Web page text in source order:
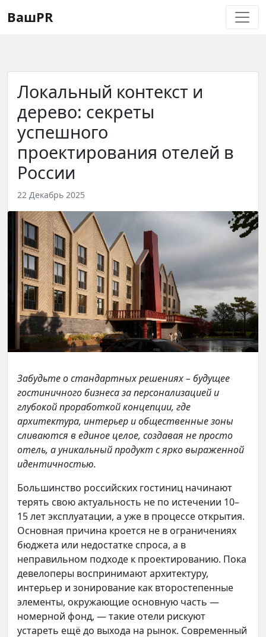
Регистрация
ВашPR
Локальный контекст и
дерево: секреты
успешного
проектирования отелей в
России
22 Декабрь 2025
Забудьте о стандартных решениях – будущее
гостиничного бизнеса за персонализацией и
глубокой проработкой концепции, где
архитектура, интерьер и общественные зоны
сливаются в единое целое, создавая не просто
отель, а уникальный продукт с ярко выраженной
идентичностью.
Большинство российских гостиниц начинают
терять свою актуальность не по истечении 10–
15 лет эксплуатации, а уже в процессе открытия.
Основная причина кроется не в ограничениях
бюджета или недостатке спроса, а в
неправильном подходе к проектированию. Пока
девелоперы воспринимают архитектуру,
интерьер и зонирование как второстепенные
элементы, окружающие основную часть —
номерной фонд, — такие отели рискуют
устареть ещё до выхода на рынок. Современный